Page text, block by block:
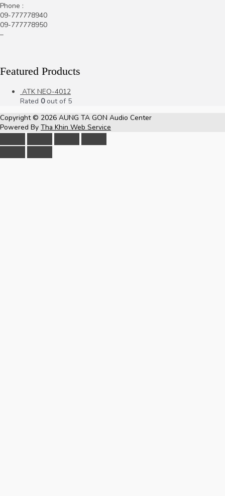
Phone :
09-777778940
09-777778950
–
Featured Products
ATK NEO-4012
Rated 0out of 5
Copyright © 2026 AUNG TA GON Audio Center
Powered By Tha Khin Web Service